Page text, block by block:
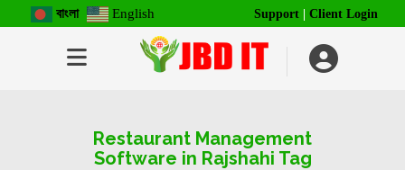
বাংলা English Support Client Login
Restaurant Management
Software in Rajshahi Tag